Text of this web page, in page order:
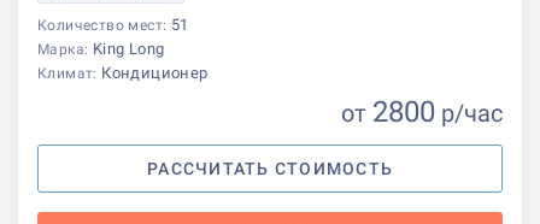
Количество мест: 51
Марка: King Long
Климат: Кондиционер
от 2800 р/час
РАССЧИТАТЬ СТОИМОСТЬ